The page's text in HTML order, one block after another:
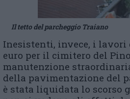
Il tetto del parcheggio Traiano
Inesistenti, invece, i lavori
euro per il cimitero del
manutenzione
della pavimentazione del
è stata liquidata lo scorso